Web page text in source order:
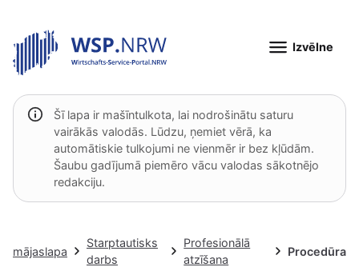
Izvēlne
Šī lapa ir mašīntulkota, lai nodrošinātu saturu
vairākās valodās. Lūdzu, ņemiet vērā, ka
automātiskie tulkojumi ne vienmēr ir bez kļūdām.
Šaubu gadījumā piemēro vācu valodas sākotnējo
redakciju.
mājaslapa
Starptautisks
darbs
Profesionālā
atzīšana
Procedūra